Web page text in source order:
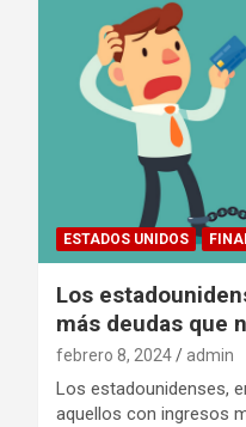
ESTADOS UNIDOS
Los
más deudas que
febrero 8, 2024 admin
Los estadounidenses,
aquellos con ingresos